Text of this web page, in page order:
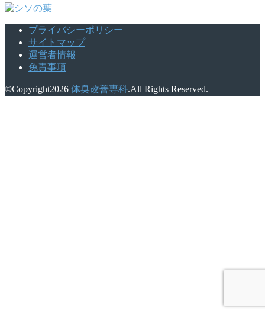
プライバシーポリシー
サイトマップ
運営者情報
免責事項
©Copyright2026 体臭改善専科.All Rights Reserved.